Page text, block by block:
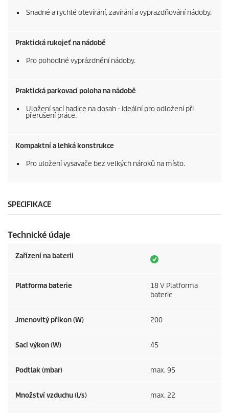
Snadné a rychlé otevírání, zavírání a vyprazdňování nádoby.
Praktická rukojeť na nádobě
Pro pohodlné vyprázdnění nádoby.
Praktická parkovací poloha na nádobě
Uložení sací hadice na dosah - ideální pro odložení při
přerušení práce.
Kompaktní a lehká konstrukce
Pro uložení vysavače bez velkých nároků na místo.
SPECIFIKACE
Technické údaje
Zařízení na baterii
Platforma baterie
18 V Platforma
baterie
Jmenovitý příkon (W) 200
Sací výkon (W) 45
Podtlak (mbar) max. 95
Množství vzduchu (l/s) max. 22